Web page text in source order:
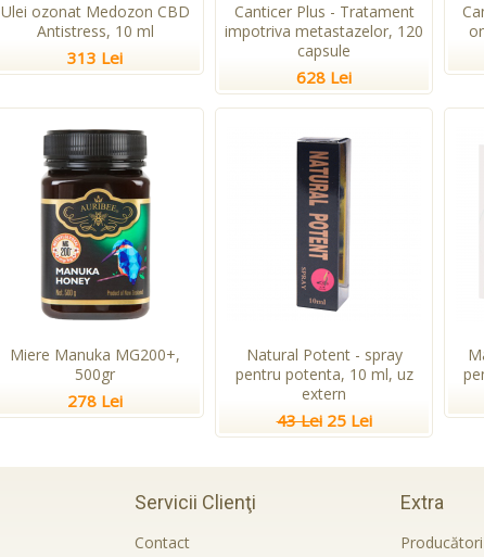
Ulei ozonat Medozon CBD
Antistress, 10 ml
313 Lei
Canticer Plus - Tratament
impotriva metastazelor, 120
capsule
628 Lei
Miere Manuka MG200+,
500gr
278 Lei
Natural Potent - spray
pentru potenta, 10 ml, uz
extern
43 Lei 25 Lei
Servicii Clienţi
Contact
Extra
Producători